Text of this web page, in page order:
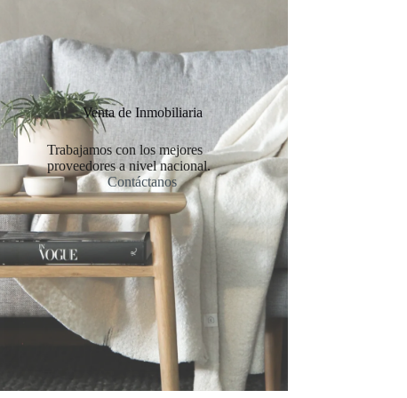
Venta de Inmobiliaria
Trabajamos con los mejores
proveedores a nivel nacional.
Contáctanos